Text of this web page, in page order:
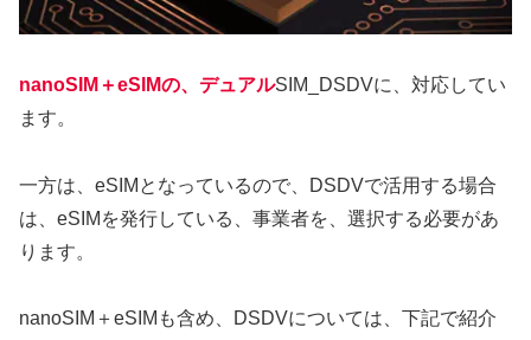
nanoSIM＋eSIMの、デュアルSIM_DSDVに、対応してい
ます。
一方は、eSIMとなっているので、DSDVで活用する場合
は、eSIMを発行している、事業者を、選択する必要があ
ります。
nanoSIM＋eSIMも含め、DSDVについては、下記で紹介